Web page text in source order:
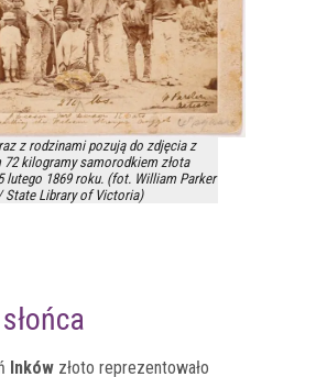
z rodzinami pozują do zdjęcia z
72 kilogramy samorodkiem złota
lutego 1869 roku. (fot. William Parker
State Library of Victoria)
Inków złoto reprezentowało